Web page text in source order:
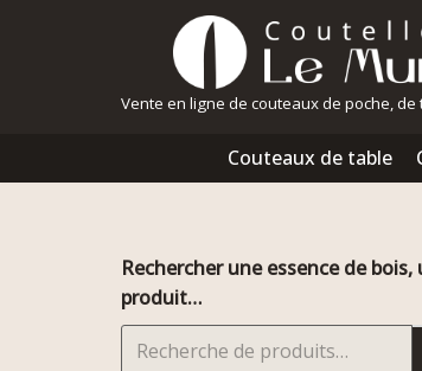
Vente en ligne de couteaux de poche, de
Couteaux de table
Rechercher une essence de bois,
produit…